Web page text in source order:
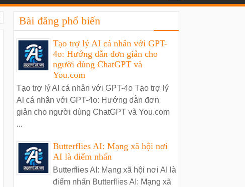
Bài đăng phổ biến
Tạo trợ lý AI cá nhân với GPT-
4o: Hướng dẫn đơn giản cho
người dùng ChatGPT và
You.com
Tạo trợ lý AI cá nhân với GPT-4o Tạo trợ lý
AI cá nhân với GPT-4o: Hướng dẫn đơn
giản cho người dùng ChatGPT và You.com
...
Butterflies AI: Mạng xã hội nơi
AI là điểm nhấn
Butterflies AI: Mạng xã hội nơi AI là
điểm nhấn Butterflies AI: Mạng xã